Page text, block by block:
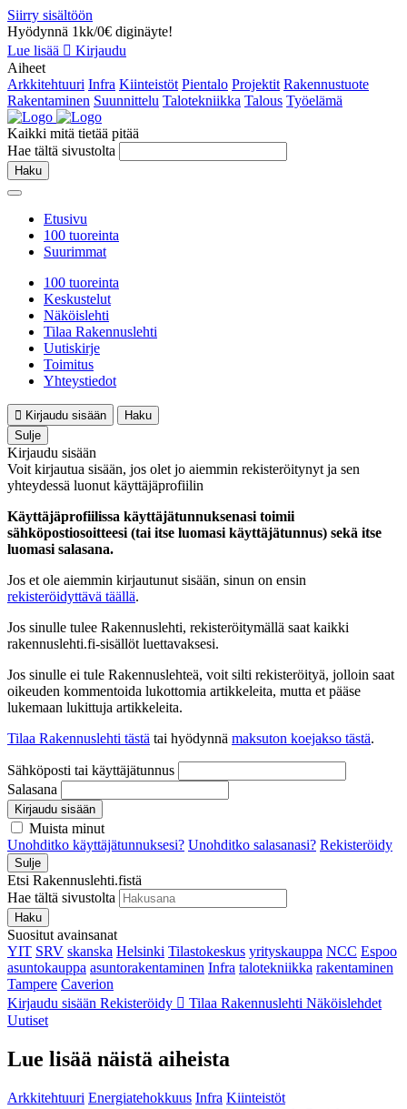
Siirry sisältöön
Hyödynnä 1kk/0€ diginäyte!
Lue lisää
Kirjaudu
Aiheet
Arkkitehtuuri Infra Kiinteistöt Pientalo Projektit Rakennustuote
Rakentaminen Suunnittelu Talotekniikka Talous Työelämä
Kaikki mitä tietää pitää
Hae tältä sivustolta
Haku
Etusivu
100 tuoreinta
Suurimmat
100 tuoreinta
Keskustelut
Näköislehti
Tilaa Rakennuslehti
Uutiskirje
Toimitus
Yhteystiedot
Kirjaudu sisään
Haku
Sulje
Kirjaudu sisään
Voit kirjautua sisään, jos olet jo aiemmin rekisteröitynyt ja sen
yhteydessä luonut käyttäjäprofiilin
Käyttäjäprofiilissa käyttäjätunnuksenasi toimii
sähköpostiosoitteesi (tai itse luomasi käyttäjätunnus) sekä itse
luomasi salasana.
Jos et ole aiemmin kirjautunut sisään, sinun on ensin
rekisteröidyttävä täällä.
Jos sinulle tulee Rakennuslehti, rekisteröitymällä saat kaikki
rakennuslehti.fi-sisällöt luettavaksesi.
Jos sinulle ei tule Rakennuslehteä, voit silti rekisteröityä, jolloin saat
oikeuden kommentoida lukottomia artikkeleita, mutta et pääse
lukemaan lukittuja artikkeleita.
Tilaa Rakennuslehti tästä tai hyödynnä maksuton koejakso tästä.
Sähköposti tai käyttäjätunnus
Salasana
Kirjaudu sisään
Muista minut
Unohditko käyttäjätunnuksesi? Unohditko salasanasi? Rekisteröidy
Sulje
Etsi Rakennuslehti.fistä
Hae tältä sivustolta
Haku
Suositut avainsanat
YIT SRV skanska Helsinki Tilastokeskus yrityskauppa NCC Espoo
asuntokauppa asuntorakentaminen Infra talotekniikka rakentaminen
Tampere Caverion
Kirjaudu sisään Rekisteröidy Tilaa Rakennuslehti Näköislehdet
Uutiset
Lue lisää näistä aiheista
Arkkitehtuuri Energiatehokkuus Infra Kiinteistöt